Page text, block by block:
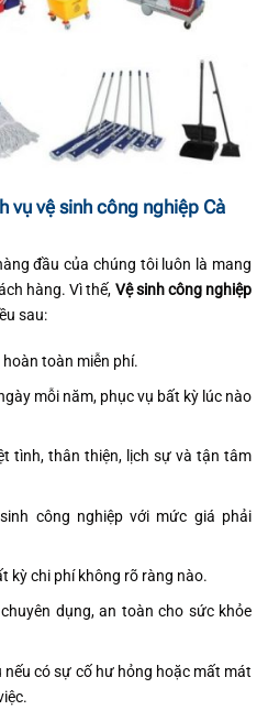
vụ vệ sinh công nghiệp Cà
đầu của chúng tôi luôn là mang
hàng. Vì thế, Vệ sinh công nghiệp
sau:
toàn miễn phí.
mỗi năm, phục vụ bất kỳ lúc nào
tình, thân thiện, lịch sự và tận tâm
công nghiệp với mức giá phải
kỳ chi phí không rõ ràng nào.
dụng, an toàn cho sức khỏe
có sự cố hư hỏng hoặc mất mát